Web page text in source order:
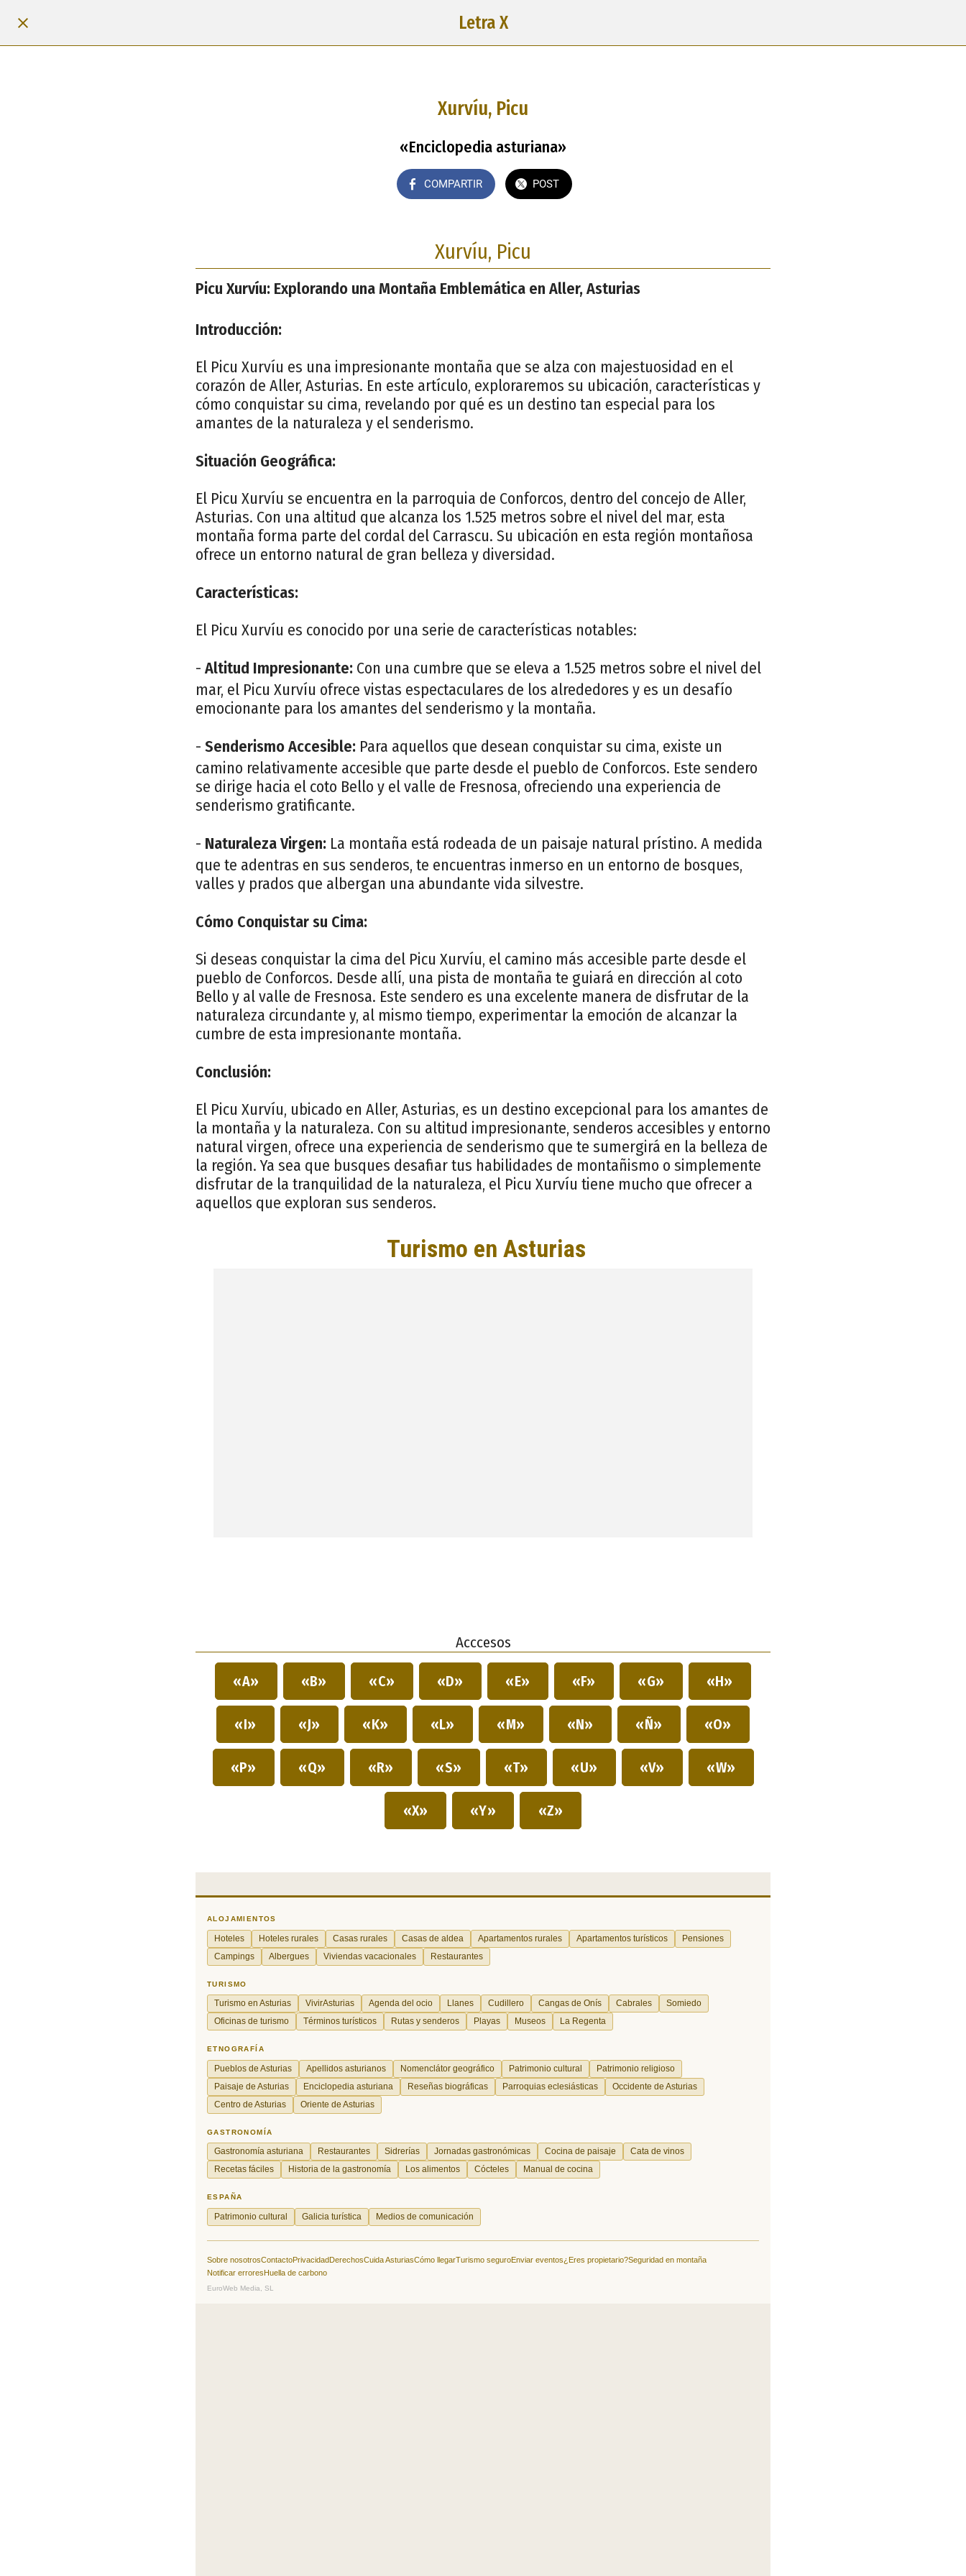
Letra X
Xurvíu, Picu
«Enciclopedia asturiana»
COMPARTIR POST
Xurvíu, Picu
Picu Xurvíu: Explorando una Montaña Emblemática en Aller, Asturias
Introducción:
El Picu Xurvíu es una impresionante montaña que se alza con majestuosidad en el
corazón de Aller, Asturias. En este artículo, exploraremos su ubicación, características y
cómo conquistar su cima, revelando por qué es un destino tan especial para los
amantes de la naturaleza y el senderismo.
Situación Geográfica:
El Picu Xurvíu se encuentra en la parroquia de Conforcos, dentro del concejo de Aller,
Asturias. Con una altitud que alcanza los 1.525 metros sobre el nivel del mar, esta
montaña forma parte del cordal del Carrascu. Su ubicación en esta región montañosa
ofrece un entorno natural de gran belleza y diversidad.
Características:
El Picu Xurvíu es conocido por una serie de características notables:
- Altitud Impresionante: Con una cumbre que se eleva a 1.525 metros sobre el nivel del
mar, el Picu Xurvíu ofrece vistas espectaculares de los alrededores y es un desafío
emocionante para los amantes del senderismo y la montaña.
- Senderismo Accesible: Para aquellos que desean conquistar su cima, existe un
camino relativamente accesible que parte desde el pueblo de Conforcos. Este sendero
se dirige hacia el coto Bello y el valle de Fresnosa, ofreciendo una experiencia de
senderismo gratificante.
- Naturaleza Virgen: La montaña está rodeada de un paisaje natural prístino. A medida
que te adentras en sus senderos, te encuentras inmerso en un entorno de bosques,
valles y prados que albergan una abundante vida silvestre.
Cómo Conquistar su Cima:
Si deseas conquistar la cima del Picu Xurvíu, el camino más accesible parte desde el
pueblo de Conforcos. Desde allí, una pista de montaña te guiará en dirección al coto
Bello y al valle de Fresnosa. Este sendero es una excelente manera de disfrutar de la
naturaleza circundante y, al mismo tiempo, experimentar la emoción de alcanzar la
cumbre de esta impresionante montaña.
Conclusión:
El Picu Xurvíu, ubicado en Aller, Asturias, es un destino excepcional para los amantes de
la montaña y la naturaleza. Con su altitud impresionante, senderos accesibles y entorno
natural virgen, ofrece una experiencia de senderismo que te sumergirá en la belleza de
la región. Ya sea que busques desafiar tus habilidades de montañismo o simplemente
disfrutar de la tranquilidad de la naturaleza, el Picu Xurvíu tiene mucho que ofrecer a
aquellos que exploran sus senderos.
Acccesos
«A» «B» «C» «D» «E» «F» «G» «H»
«I» «J» «K» «L» «M» «N» «Ñ» «O»
«P» «Q» «R» «S» «T» «U» «V» «W»
«X» «Y» «Z»